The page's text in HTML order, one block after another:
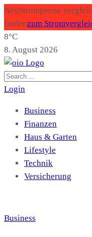
NeuStrompreise
findenzum
8°C
8. August 2026
Login
Business
Finanzen
Haus & Garten
Lifestyle
Technik
Versicherung
Business